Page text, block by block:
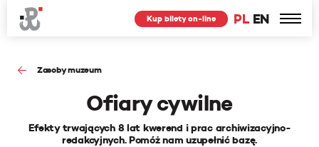
PL EN
Kup bilety on-line
Zasoby muzeum
Ofiary cywilne
Efekty trwających 8 lat kwerend i prac archiwizacyjno-
redakcyjnych. Pomóż nam uzupełnić bazę.